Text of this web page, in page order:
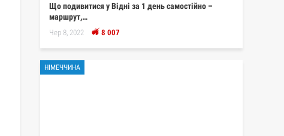
Що подивитися у Відні за 1 день самостійно –
маршрут,…
Чер 8, 2022 8 007
НІМЕЧЧИНА